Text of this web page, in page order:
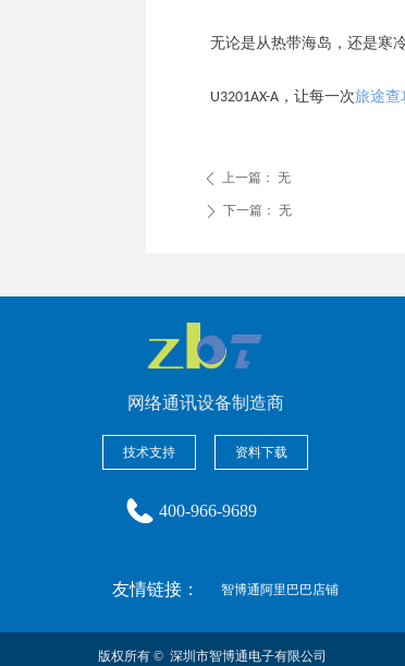
无论是从热带海岛 ， 还是寒
U3201AX-A，让每一次旅途查
ꄴ 上一篇： 无
ꄲ 下一篇： 无
400-966-9689
网络通讯设备制造商
技术支持 资料下载
版权所有 © 深圳市智博通电子有限公司
友情链接： 智博通阿里巴巴店铺